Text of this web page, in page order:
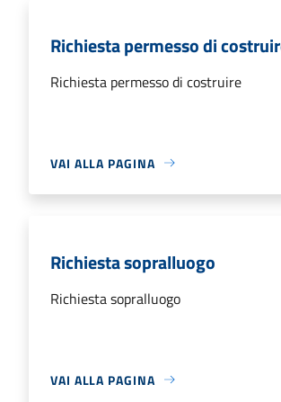
Richiesta permesso di
Richiesta permesso di costruire
VAI ALLA PAGINA
Richiesta sopralluogo
Richiesta sopralluogo
VAI ALLA PAGINA